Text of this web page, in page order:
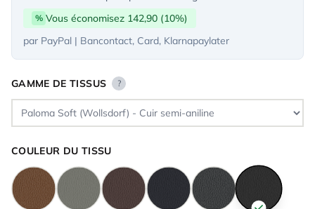
% Vous économisez 142,90 (10%)
par PayPal | Bancontact, Card, Klarnapaylater
GAMME DE TISSUS ?
COULEUR DU TISSU